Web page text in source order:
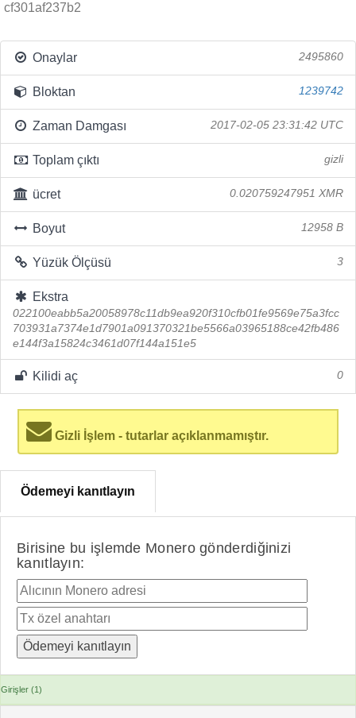
cf301af237b2
Onaylar 2495860
Bloktan 1239742
Zaman Damgası 2017-02-05 23:31:42 UTC
Toplam çıktı gizli
ücret 0.020759247951 XMR
Boyut 12958 B
Yüzük Ölçüsü 3
Ekstra
022100eabb5a20058978c11db9ea920f310cfb01fe9569e75a3fcc
703931a7374e1d7901a091370321be5566a03965188ce42fb486
e144f3a15824c3461d07f144a151e5
Kilidi aç 0
Gizli İşlem - tutarlar açıklanmamıştır.
Ödemeyi kanıtlayın
Birisine bu işlemde Monero gönderdiğinizi
kanıtlayın:
Girişler (1)